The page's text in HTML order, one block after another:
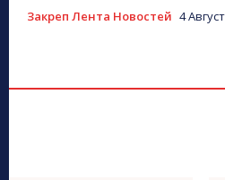
Закреп Лента Новостей 4